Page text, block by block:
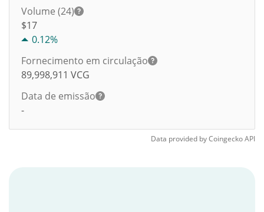
Volume (24)
$17
0.12%
Fornecimento em circulação
89,998,911 VCG
Data de emissão
-
Data provided byCoingeckoAPI